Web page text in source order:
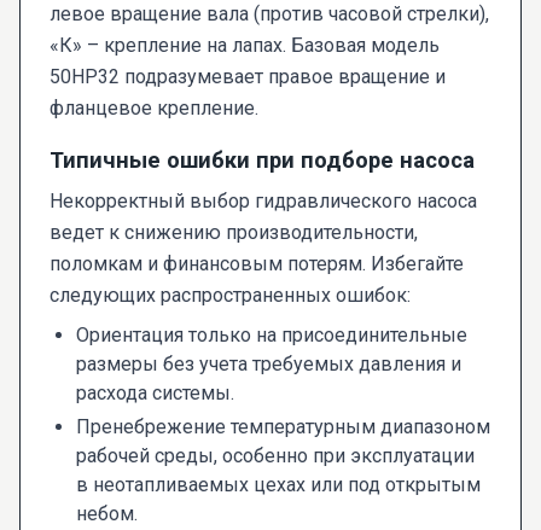
левое вращение вала (против часовой стрелки),
«К» – крепление на лапах. Базовая модель
50НР32 подразумевает правое вращение и
фланцевое крепление.
Типичные ошибки при подборе насоса
Некорректный выбор гидравлического насоса
ведет к снижению производительности,
поломкам и финансовым потерям. Избегайте
следующих распространенных ошибок:
Ориентация только на присоединительные
размеры без учета требуемых давления и
расхода системы.
Пренебрежение температурным диапазоном
рабочей среды, особенно при эксплуатации
в неотапливаемых цехах или под открытым
небом.